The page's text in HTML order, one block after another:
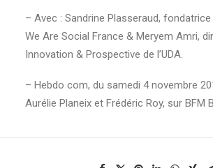
– Avec : Sandrine Plasseraud,
We Are Social France & Meryem Amri,
Innovation & Prospective de l’UDA.
– Hebdo com, du samedi 4 novembre
Aurélie Planeix et Frédéric Roy, sur BFM